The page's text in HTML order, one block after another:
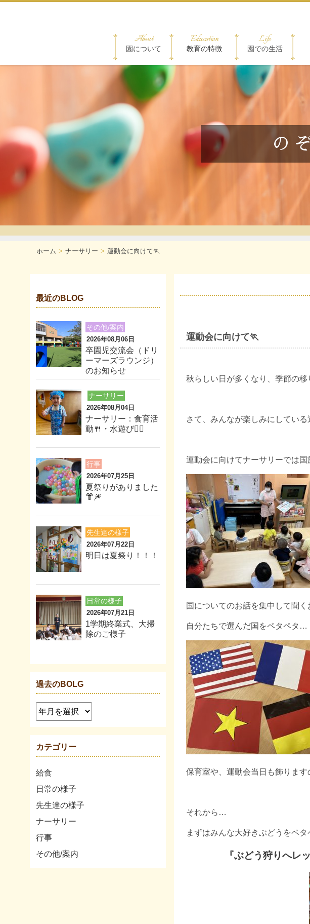
About
園について
Education
教育の特徴
Life
園での生活
の
ホーム ナーサリー 運動会に向けて🏃
運動会に向けて🏃
秋らしい日が多くなり、季節の
さて、みんなが楽しみにしてい
運動会に向けてナーサリーでは国
国についてのお話を集中して聞く
自分たちで選んだ国をペタペタ…
保育室や、運動会当日も飾りま
それから…
まずはみんな大好きぶどうをペ
『ぶどう狩りへレッ
最近のBLOG
その他/案内
2026年08月06日
卒園児交流会（ドリ
ーマーズラウンジ）
のお知らせ
ナーサリー
2026年08月04日
ナーサリー：食育活
動🍴・水遊び🏊‍♂️
行事
2026年07月25日
夏祭りがありました
👘🎆
先生達の様子
2026年07月22日
明日は夏祭り！！！
日常の様子
2026年07月21日
1学期終業式、大掃
除のご様子
過去のBOLG
カテゴリー
給食
日常の様子
先生達の様子
ナーサリー
行事
その他/案内